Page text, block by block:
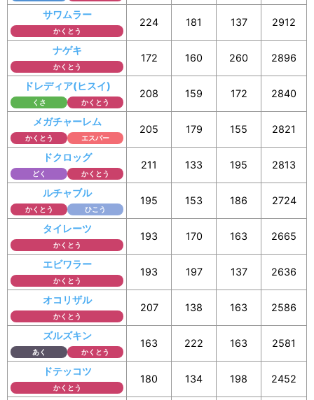
サワムラー
かくとう
224 181 137 2912
ナゲキ
かくとう
172 160 260 2896
ドレディア(ヒスイ)
くさ かくとう
208 159 172 2840
メガチャーレム
かくとう エスパー
205 179 155 2821
ドクロッグ
どく かくとう
211 133 195 2813
ルチャブル
かくとう ひこう
195 153 186 2724
タイレーツ
かくとう
193 170 163 2665
エビワラー
かくとう
193 197 137 2636
オコリザル
かくとう
207 138 163 2586
ズルズキン
あく かくとう
163 222 163 2581
ドテッコツ
かくとう
180 134 198 2452